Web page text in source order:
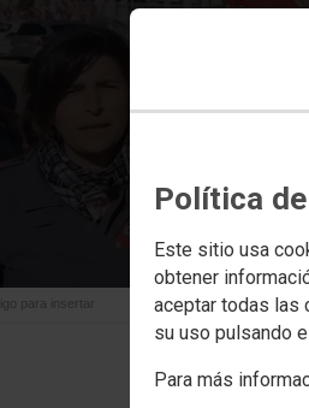
Política
Este sitio usa
obtener
aceptar todas las
su uso pulsando
Para más
A network error
para insertar